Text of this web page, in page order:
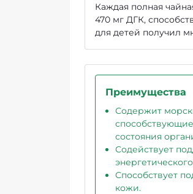
Каждая полная
470 мг ДГК,
для детей получил
Преимущества
Содержит
состояния
Содействует
Способствует
кожи.